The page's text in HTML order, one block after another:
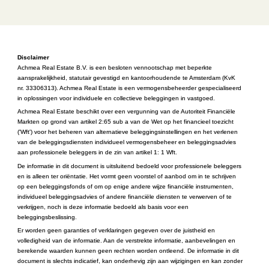
Disclaimer
Achmea Real Estate B.V. is een besloten vennootschap met beperkte
aansprakelijkheid, statutair gevestigd en kantoorhoudende te Amsterdam (KvK
nr. 33306313). Achmea Real Estate is een vermogensbeheerder gespecialiseerd
in oplossingen voor individuele en collectieve beleggingen in vastgoed.​
Achmea Real Estate beschikt over een vergunning van de Autoriteit Financiële
Markten op grond van artikel 2:65 sub a van de Wet op het financieel toezicht
('Wft') voor het beheren van alternatieve beleggingsinstellingen en het verlenen
van de beleggingsdiensten individueel vermogensbeheer en beleggingsadvies
aan professionele beleggers in de zin van artikel 1: 1 Wft.​
De informatie in dit document is uitsluitend bedoeld voor professionele beleggers
en is alleen ter oriëntatie. Het vormt geen voorstel of aanbod om in te schrijven
op een beleggingsfonds of om op enige andere wijze financiële instrumenten,
individueel beleggingsadvies of andere financiële diensten te verwerven of te
verkrijgen, noch is deze informatie bedoeld als basis voor een
beleggingsbeslissing.​
Er worden geen garanties of verklaringen gegeven over de juistheid en
volledigheid van de informatie. Aan de verstrekte informatie, aanbevelingen en
berekende waarden kunnen geen rechten worden ontleend. De informatie in dit
document is slechts indicatief, kan onderhevig zijn aan wijzigingen en kan zonder